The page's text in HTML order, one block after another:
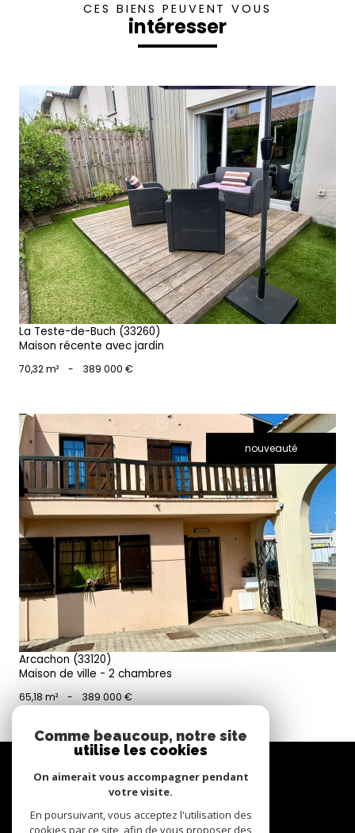
CES BIENS PEUVENT VOUS
intéresser
voir le bien
La Teste-de-Buch (33260)
Maison récente avec jardin
70,32 m² - 389 000 €
nouveauté
voir le bien
Arcachon (33120)
Maison de ville - 2 chambres
65,18 m² - 389 000 €
Se
connecter
espace propriétaire
Comme beaucoup, notre site
utilise les cookies
On aimerait vous accompagner pendant
votre visite.
En poursuivant, vous acceptez l'utilisation des
cookies par ce site, afin de vous proposer des